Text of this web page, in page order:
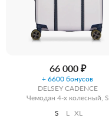
66 000 ₽
+ 6600 бонусов
DELSEY CADENCE
Чемодан 4-х колесный, S
S
L XL